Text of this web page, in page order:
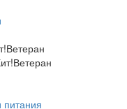
Ветеран
Ветеран
питания